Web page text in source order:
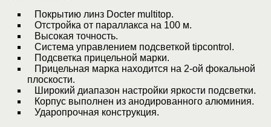
Покрытию линз Docter multitop.
Отстройка от параллакса на 100 м.
Высокая точность.
Система управлением подсветкой tipcontrol.
Подсветка прицельной марки.
Прицельная марка находится на 2-ой фокальной
плоскости.
Широкий диапазон настройки яркости подсветки.
Корпус выполнен из анодированного алюминия.
Ударопрочная конструкция.